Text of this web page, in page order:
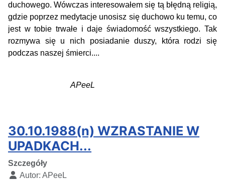
duchowego. Wówczas interesowałem się tą błędną religią,
gdzie poprzez medytacje unosisz się duchowo ku temu, co
jest w tobie trwałe i daje świadomość wszystkiego. Tak
rozmywa się u nich posiadanie duszy, która rodzi się
podczas naszej śmierci....
APeeL
30.10.1988(n) WZRASTANIE W
UPADKACH...
Szczegóły
Autor: APeeL